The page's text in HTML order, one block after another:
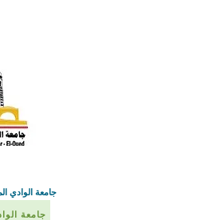
جامعة الوادي
جامعة